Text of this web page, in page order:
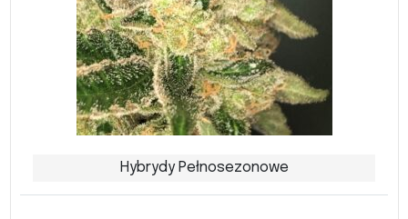
Hybrydy Pełnosezonowe